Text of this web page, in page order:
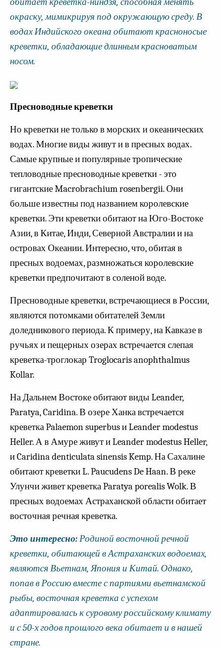
окраску, мимикрируя под окружающую среду. В
водах Индийского океана обитают красноносые
креветки, обладающие длинным красноватым
носом.
Пресноводные креветки
Но креветки не только в морских и океанических
водах. Многие виды живут и в пресных водах.
Самые крупные и популярные тропические
тепловодные пресноводные креветки - это
гигантские Macrobrachium rosenbergii. Они
больше известны под названием королевские
креветки. Эти креветки обитают на Юго-Востоке
Азии, в Китае, Инди, Северной Австралии и на
островах Океании. Интересно, что, обитая в
пресных водоемах, размножаться королевские
креветки предпочитают в соленой воде.
Пресноводные креветки, встречающиеся в России,
являются потомками обитателей Земли
доледникового периода. К примеру, на Кавказе в
ручьях и пещерных озерах встречается слепая
креветка-троглокар Troglocaris anophthalmus
Kollar.
На Дальнем Востоке обитают виды Leander,
Paratya, Caridina. В озере Ханка встречается
креветка Palaemon superbus и Leander modestus
Heller. А в Амуре живут и Leander modestus Heller,
и Caridina denticulata sinensis Kemp. На Сахалине
обитают креветки L. Paucudens De Haan. В реке
Улунчи живет креветка Paratya porealis Wolk. В
пресных водоемах Астраханской области обитает
восточная речная креветка.
Это интересно:Родиной восточной речной
креветки, обитающей в Астраханских водоемах,
являются Вьетнам, Япония и Китай. Однако,
попав в Россию вместе с партиями вьетнамской
рыбы, восточная креветка с успехом
адаптировалась к суровому российскому климату
и с 50-х годов прошлого века обитает и в нашей
стране.